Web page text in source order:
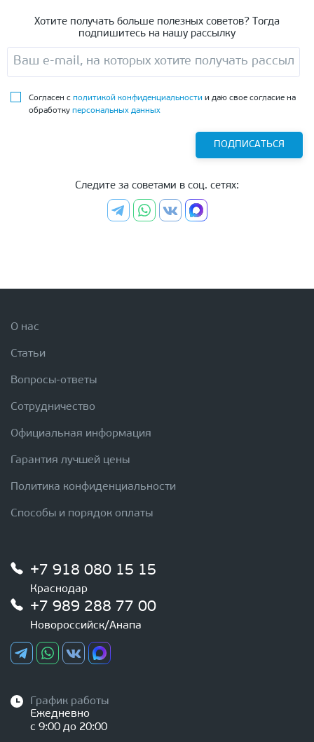
Хотите получать больше полезных советов? Тогда
подпишитесь на нашу рассылку
Согласен с политикой конфиденциальности и даю свое согласие на
обработку персональных данных
ПОДПИСАТЬСЯ
Следите за советами в соц. сетях:
О нас
Статьи
Вопросы-ответы
Сотрудничество
Официальная информация
Гарантия лучшей цены
Политика конфиденциальности
Способы и порядок оплаты
+7 918 080 15 15
Краснодар
+7 989 288 77 00
Новороссийск/Анапа
График работы
Ежедневно
с 9:00 до 20:00